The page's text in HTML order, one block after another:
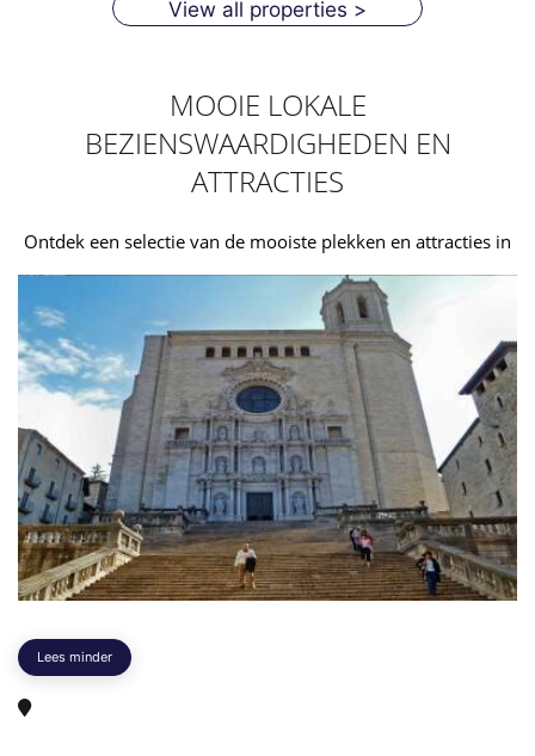
View all properties >
MOOIE LOKALE
BEZIENSWAARDIGHEDEN EN
ATTRACTIES
Ontdek een selectie van de mooiste plekken en attracties in
Lees minder